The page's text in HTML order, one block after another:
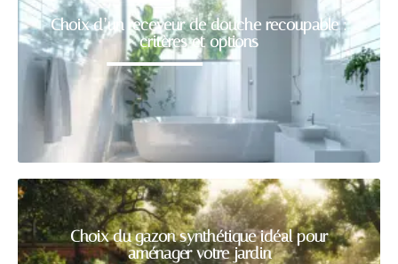
Choix d’un receveur de douche recoupable :
critères et options
Choix du gazon synthétique idéal pour
aménager votre jardin